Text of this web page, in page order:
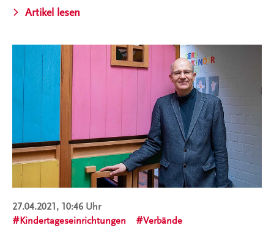
Artikel lesen
27.04.2021, 10:46 Uhr
Kindertageseinrichtungen
Verbände